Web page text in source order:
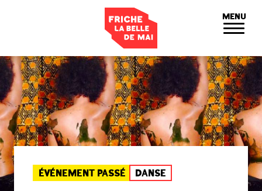
MENU
ÉVÉNEMENT PASSÉ DANSE
Panneau de gestion des cookies